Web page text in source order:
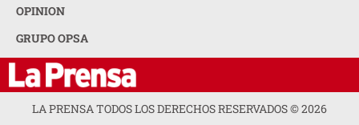
OPINION
GRUPO OPSA
LA PRENSA TODOS LOS DERECHOS RESERVADOS ©2026